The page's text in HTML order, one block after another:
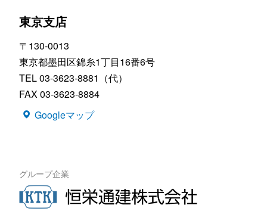
東京支店
〒130-0013
東京都墨田区錦糸1丁目16番6号
TEL 03-3623-8881（代）
FAX 03-3623-8884
Googleマップ
グループ企業